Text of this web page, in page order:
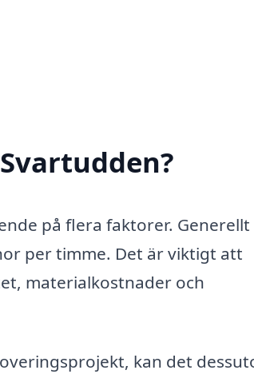
på flera faktorer. Generellt
per timme. Det är viktigt att
materialkostnader och
kan det